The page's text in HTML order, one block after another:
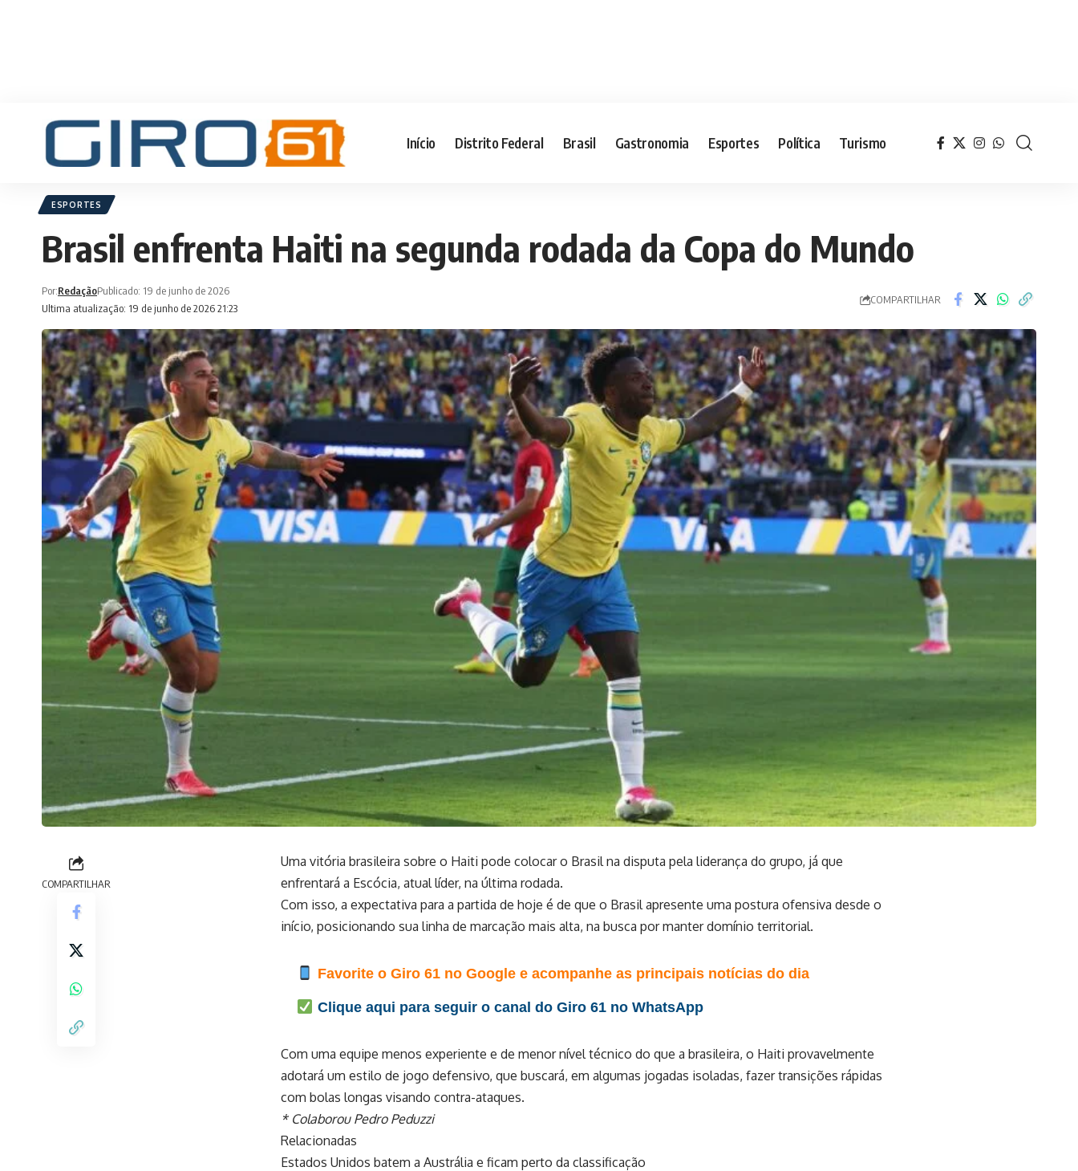
Início Distrito Federal Brasil Gastronomia Esportes Política Turismo
ESPORTES
Brasil enfrenta Haiti na segunda rodada da Copa do Mundo
Ultima atualização: 19 de junho de 2026 21:23
Por:RedaçãoPublicado: 19 de junho de 2026
COMPARTILHAR
COMPARTILHAR
Uma vitória brasileira sobre o Haiti pode colocar o Brasil na disputa pela liderança do grupo, já que
enfrentará a Escócia, atual líder, na última rodada.
Com isso, a expectativa para a partida de hoje é de que o Brasil apresente uma postura ofensiva desde o
início, posicionando sua linha de marcação mais alta, na busca por manter domínio territorial.
Favorite o Giro 61 no Google e acompanhe as principais notícias do dia
Clique aqui para seguir o canal do Giro 61 no WhatsApp
Com uma equipe menos experiente e de menor nível técnico do que a brasileira, o Haiti provavelmente
adotará um estilo de jogo defensivo, que buscará, em algumas jogadas isoladas, fazer transições rápidas
com bolas longas visando contra-ataques.
* Colaborou Pedro Peduzzi
Relacionadas
Estados Unidos batem a Austrália e ficam perto da classificação